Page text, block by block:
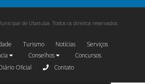
de Ubatuba. Todos os direitos reservados.
Turismo Notícias
Serviços
Conselhos
Concursos
Oficial
Contato